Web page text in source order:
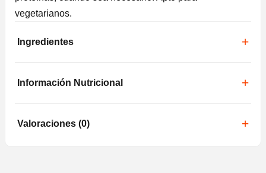
vegetarianos.
Ingredientes
Información Nutricional
Valoraciones (0)